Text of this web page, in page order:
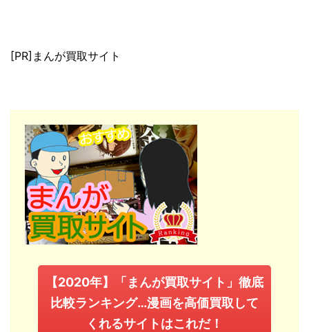
[PR]まんが買取サイト
【2020年】「まんが買取サイト」徹底
比較ランキング…漫画を高価買取して
くれるサイトはこれだ！